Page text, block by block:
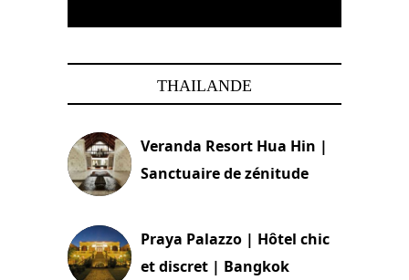
THAILANDE
Veranda Resort Hua Hin |
Sanctuaire de zénitude
Praya Palazzo | Hôtel chic
et discret | Bangkok